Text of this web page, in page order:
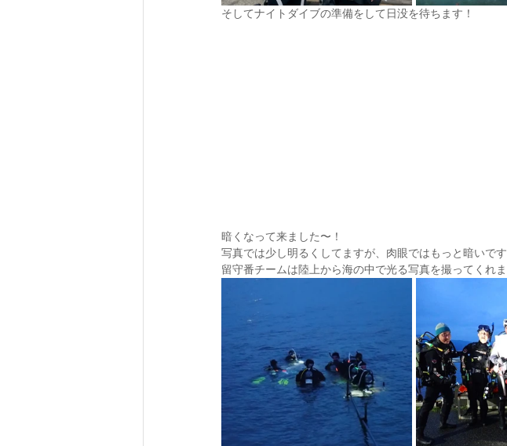
そしてナイトダイブの準備をして日没を待ちます！
暗くなって来ました〜！
写真では少し明るくしてますが、肉眼ではもっと暗いで
留守番チームは陸上から海の中で光る写真を撮ってくれま